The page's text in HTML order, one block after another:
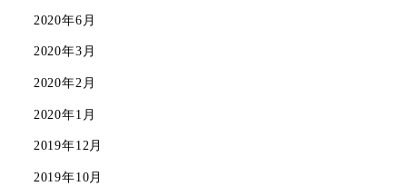
2020年6月
2020年3月
2020年2月
2020年1月
2019年12月
2019年10月